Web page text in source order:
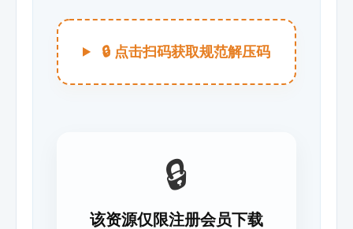
🔒 点击扫码获取规范解压码
🔒
该资源仅限注册会员下载